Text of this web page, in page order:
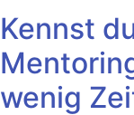
Kennst
wenig